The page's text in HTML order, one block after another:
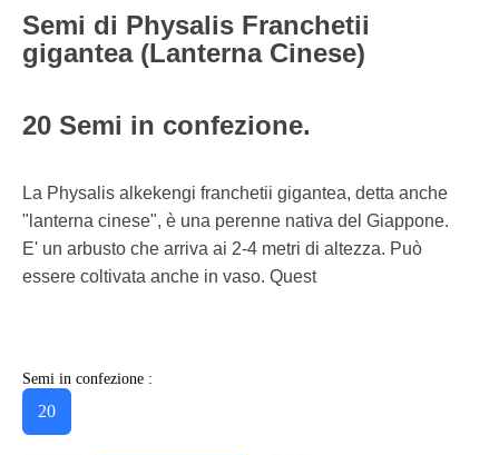
Semi di Physalis Franchetii
gigantea (Lanterna Cinese)
20 Semi in confezione.
La Physalis alkekengi franchetii gigantea, detta anche
"lanterna cinese", è una perenne nativa del Giappone.
E' un arbusto che arriva ai 2-4 metri di altezza. Può
essere coltivata anche in vaso. Quest
Semi in confezione :
20